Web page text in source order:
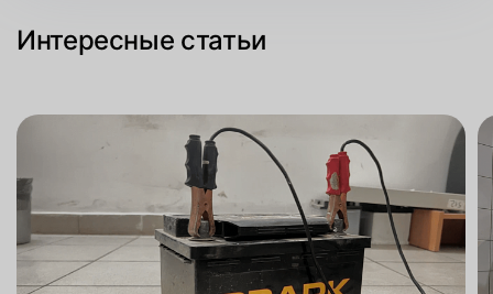
Интересные статьи